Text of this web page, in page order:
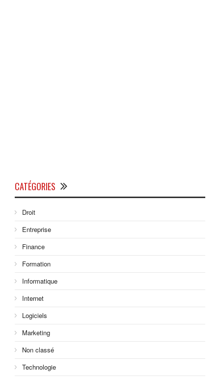
CATÉGORIES
Droit
Entreprise
Finance
Formation
Informatique
Internet
Logiciels
Marketing
Non classé
Technologie